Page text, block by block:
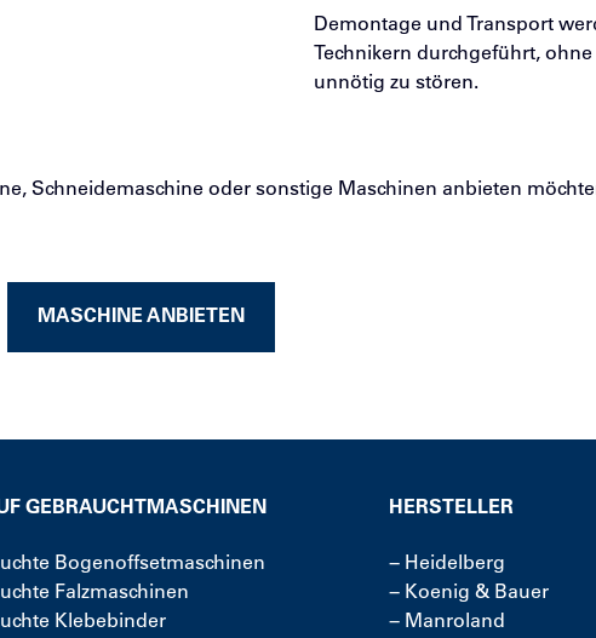
Demontage und Transport
Technikern durchgeführt,
unnötig zu stören.
Schneidemaschine oder sonstige Maschinen anbieten
MASCHINE ANBIETEN
GEBRAUCHTMASCHINEN
Bogenoffsetmaschinen
Falzmaschinen
Klebebinder
HERSTELLER
− Heidelberg
− Koenig & Bauer
− Manroland